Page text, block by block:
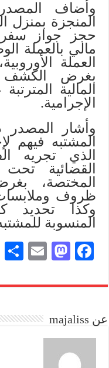
وأضاف
المنجزة
حجز جواز سفر
مالي بالعملة
العملة
بغرض الكشف
المالية
الإجرامية.
وأشار المصدر
المشتبه فيهم
الذي تجريه
القضائية تحت
المختصة،
ظروف
وكذا تحديد
المنسوبة
Fa
bo
M
to
n
E
ail
عن majaliss